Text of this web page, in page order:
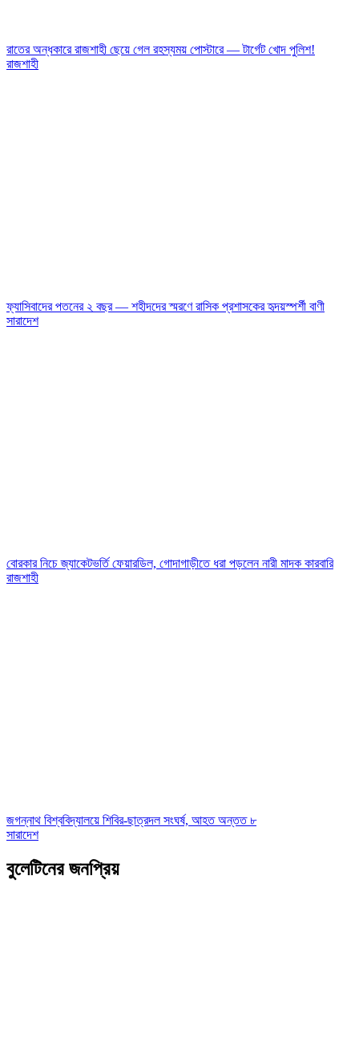
রাতের অন্ধকারে রাজশাহী ছেয়ে গেল রহস্যময় পোস্টারে — টার্গেট খোদ পুলিশ!
রাজশাহী
ফ্যাসিবাদের পতনের ২ বছর — শহীদদের স্মরণে রাসিক প্রশাসকের হৃদয়স্পর্শী বাণী
সারাদেশ
বোরকার নিচে জ্যাকেটভর্তি ফেয়ারডিল, গোদাগাড়ীতে ধরা পড়লেন নারী মাদক কারবারি
রাজশাহী
জগন্নাথ বিশ্ববিদ্যালয়ে শিবির-ছাত্রদল সংঘর্ষ, আহত অন্তত ৮
সারাদেশ
বুলেটিনের জনপ্রিয়